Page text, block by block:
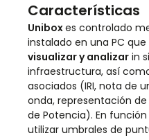
Características
Uniboxes controlado
instalado en una PC
visualizar y analizar in
infraestructura, así
asociados (IRI, nota de
onda, representación de
de Potencia). En
utilizar umbrales de